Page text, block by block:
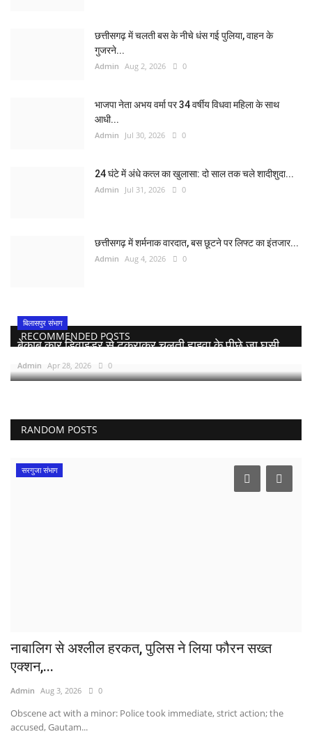
छत्तीसगढ़ में चलती बस के नीचे धंस गई पुलिया, वाहन के
गुजरने...
Admin Aug 2, 2026 0
भाजपा नेता अभय वर्मा पर 34 वर्षीय विधवा महिला के साथ
आधी...
Admin Jul 30, 2026 0
24 घंटे में अंधे कत्ल का खुलासा: दो साल तक चले शादीशुदा...
Admin Jul 31, 2026 0
छत्तीसगढ़ में शर्मनाक वारदात, बस छूटने पर लिफ्ट का इंतजार...
Admin Aug 4, 2026 0
RECOMMENDED POSTS
बिलासपुर संभाग
बेकाबू कार डिवाइडर से टकराकर चलती हाइवा के पीछे जा घुसी,...
Admin Apr 28, 2026 0
RANDOM POSTS
सरगुजा संभाग
नाबालिग से अश्लील हरकत, पुलिस ने लिया फौरन सख्त
एक्शन,...
Admin Aug 3, 2026 0
Obscene act with a minor: Police took immediate, strict action; the
accused, Gautam...